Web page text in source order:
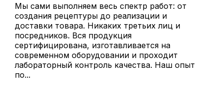
Мы сами выполняем весь спектр работ: от
создания рецептуры до реализации и
доставки товара. Никаких третьих лиц и
посредников. Вся продукция
сертифицирована, изготавливается на
современном оборудовании и проходит
лабораторный контроль качества. Наш опыт
по...